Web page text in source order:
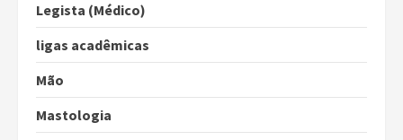
Legista (Médico)
ligas acadêmicas
Mão
Mastologia